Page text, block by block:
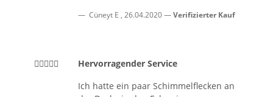
Cüneyt E , 26.04.2020 Verifizierter Kauf
Hervorragender Service
Ich hatte ein paar Schimmelflecken an